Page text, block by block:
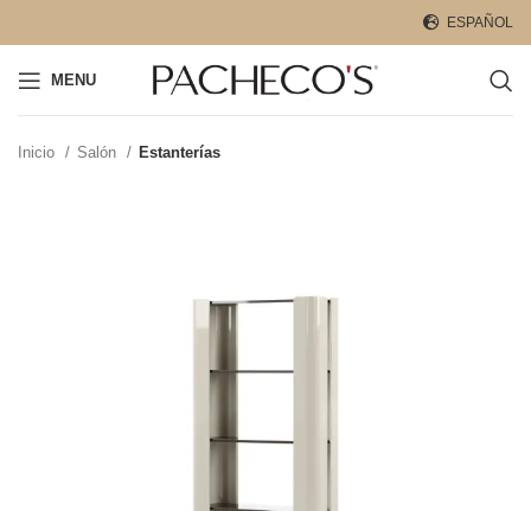
ESPAÑOL
MENU
Inicio Salón Estanterías